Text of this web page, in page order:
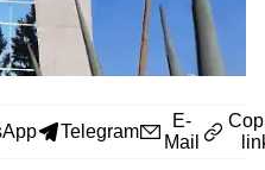
Telegram
E-
Mail